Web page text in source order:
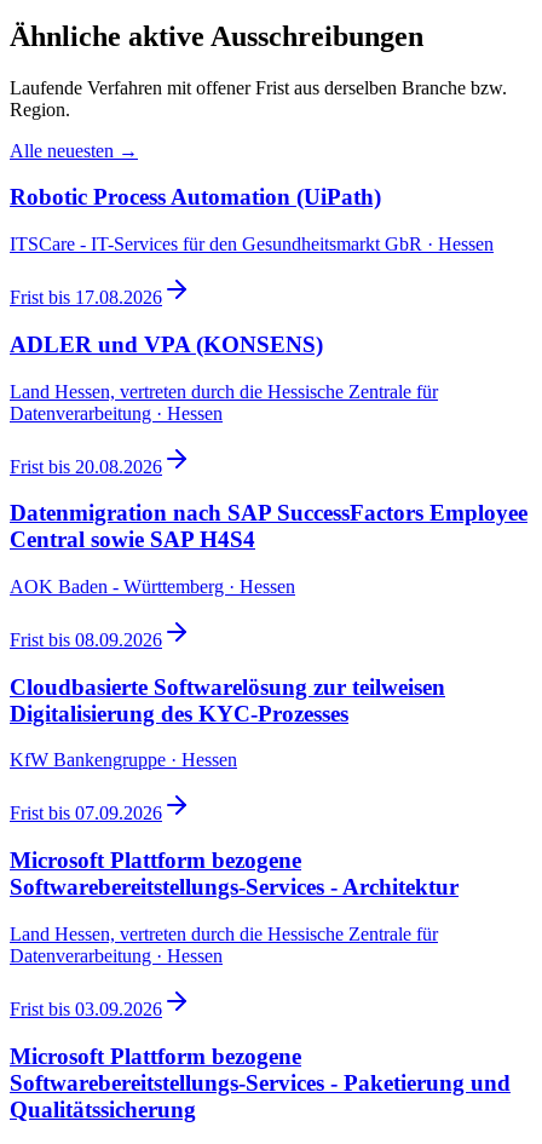
Ähnliche aktive Ausschreibungen
Laufende Verfahren mit offener Frist aus derselben Branche bzw.
Region.
Alle neuesten →
Robotic Process Automation (UiPath)
ITSCare - IT-Services für den Gesundheitsmarkt GbR · Hessen
Frist bis 17.08.2026
ADLER und VPA (KONSENS)
Land Hessen, vertreten durch die Hessische Zentrale für
Datenverarbeitung · Hessen
Frist bis 20.08.2026
Datenmigration nach SAP SuccessFactors Employee
Central sowie SAP H4S4
AOK Baden - Württemberg · Hessen
Frist bis 08.09.2026
Cloudbasierte Softwarelösung zur teilweisen
Digitalisierung des KYC-Prozesses
KfW Bankengruppe · Hessen
Frist bis 07.09.2026
Microsoft Plattform bezogene
Softwarebereitstellungs-Services - Architektur
Land Hessen, vertreten durch die Hessische Zentrale für
Datenverarbeitung · Hessen
Frist bis 03.09.2026
Microsoft Plattform bezogene
Softwarebereitstellungs-Services - Paketierung und
Qualitätssicherung